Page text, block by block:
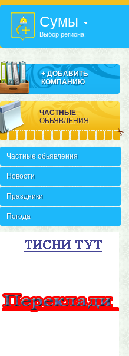
Cумы
Выбор региона:
+ ДОБАВИТЬ
КОМПАНИЮ
ЧАСТНЫЕ
ОБЬЯВЛЕНИЯ
Частные обьявления
Новости
Праздники
Погода
Фонкони